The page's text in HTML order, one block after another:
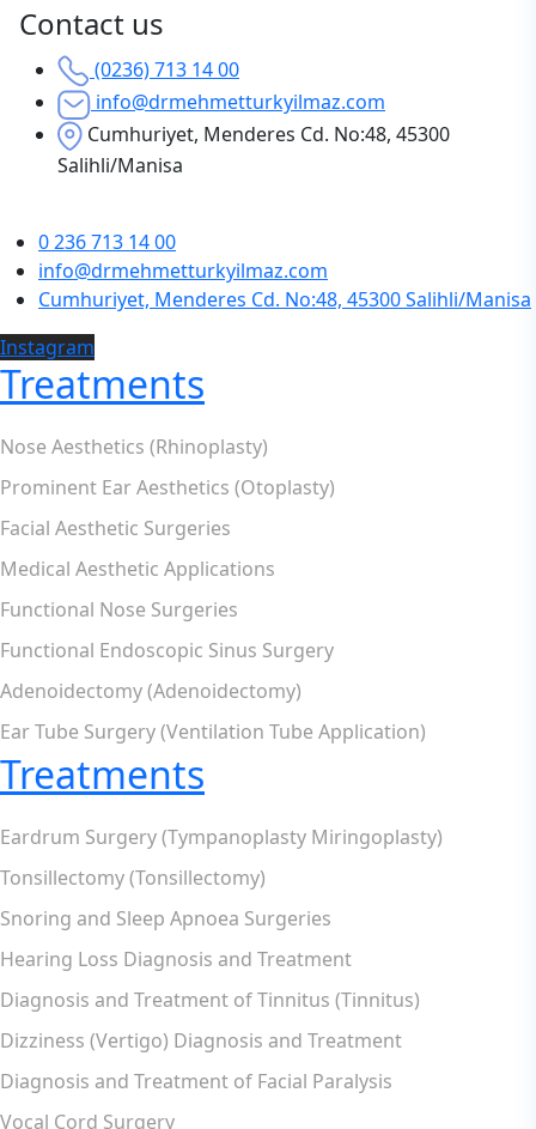
Contact us
(0236) 713 14 00
info@drmehmetturkyilmaz.com
Cumhuriyet, Menderes Cd. No:48, 45300
Salihli/Manisa
0 236 713 14 00
info@drmehmetturkyilmaz.com
Cumhuriyet, Menderes Cd. No:48, 45300 Salihli/Manisa
Instagram
Treatments
Nose Aesthetics (Rhinoplasty)
Prominent Ear Aesthetics (Otoplasty)
Facial Aesthetic Surgeries
Medical Aesthetic Applications
Functional Nose Surgeries
Functional Endoscopic Sinus Surgery
Adenoidectomy (Adenoidectomy)
Ear Tube Surgery (Ventilation Tube Application)
Treatments
Eardrum Surgery (Tympanoplasty Miringoplasty)
Tonsillectomy (Tonsillectomy)
Snoring and Sleep Apnoea Surgeries
Hearing Loss Diagnosis and Treatment
Diagnosis and Treatment of Tinnitus (Tinnitus)
Dizziness (Vertigo) Diagnosis and Treatment
Diagnosis and Treatment of Facial Paralysis
Vocal Cord Surgery